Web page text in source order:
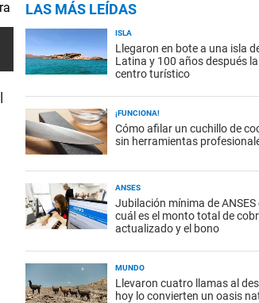
LAS MÁS LEÍDAS
ISLA
Llegaron en bote a una isla
Latina y 100 años después
centro turístico
¡FUNCIONA!
Cómo afilar un cuchillo de
sin herramientas
ANSES
Jubilación mínima de
cuál es el monto total de
actualizado y el bono
MUNDO
Llevaron cuatro llamas al
hoy lo convierten un oasis